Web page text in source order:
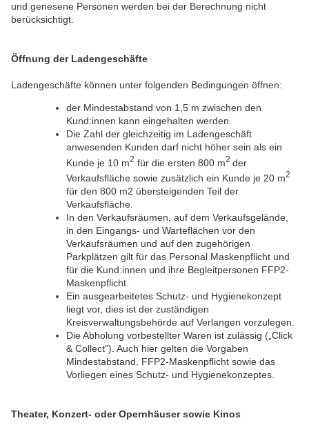
und genesene Personen werden bei der Berechnung nicht
berücksichtigt.
Öffnung der Ladengeschäfte
Ladengeschäfte können unter folgenden Bedingungen öffnen:
der Mindestabstand von 1,5 m zwischen den
Kund:innen kann eingehalten werden.
Die Zahl der gleichzeitig im Ladengeschäft
anwesenden Kunden darf nicht höher sein als ein
Kunde je 10 m2 für die ersten 800 m2 der
Verkaufsfläche sowie zusätzlich ein Kunde je 20 m2
für den 800 m2 übersteigenden Teil der
Verkaufsfläche.
In den Verkaufsräumen, auf dem Verkaufsgelände,
in den Eingangs- und Warteflächen vor den
Verkaufsräumen und auf den zugehörigen
Parkplätzen gilt für das Personal Maskenpflicht und
für die Kund:innen und ihre Begleitpersonen FFP2-
Maskenpflicht.
Ein ausgearbeitetes Schutz- und Hygienekonzept
liegt vor, dies ist der zuständigen
Kreisverwaltungsbehörde auf Verlangen vorzulegen.
Die Abholung vorbestellter Waren ist zulässig („Click
& Collect“). Auch hier gelten die Vorgaben
Mindestabstand, FFP2-Maskenpflicht sowie das
Vorliegen eines Schutz- und Hygienekonzeptes.
Theater, Konzert- oder Opernhäuser sowie Kinos